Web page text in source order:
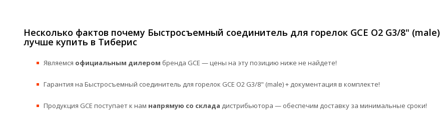
Несколько фактов почему Быстросъемный соединитель для горелок GCE O2 G3/8" (male)
лучше купить в Тиберис
Являемся официальным дилером бренда GCE — цены на эту позицию ниже не найдете!
Гарантия на Быстросъемный соединитель для горелок GCE O2 G3/8" (male) + документация в комплекте!
Продукция GCE поступает к нам напрямую со склада дистрибьютора — обеспечим доставку за минимальные сроки!